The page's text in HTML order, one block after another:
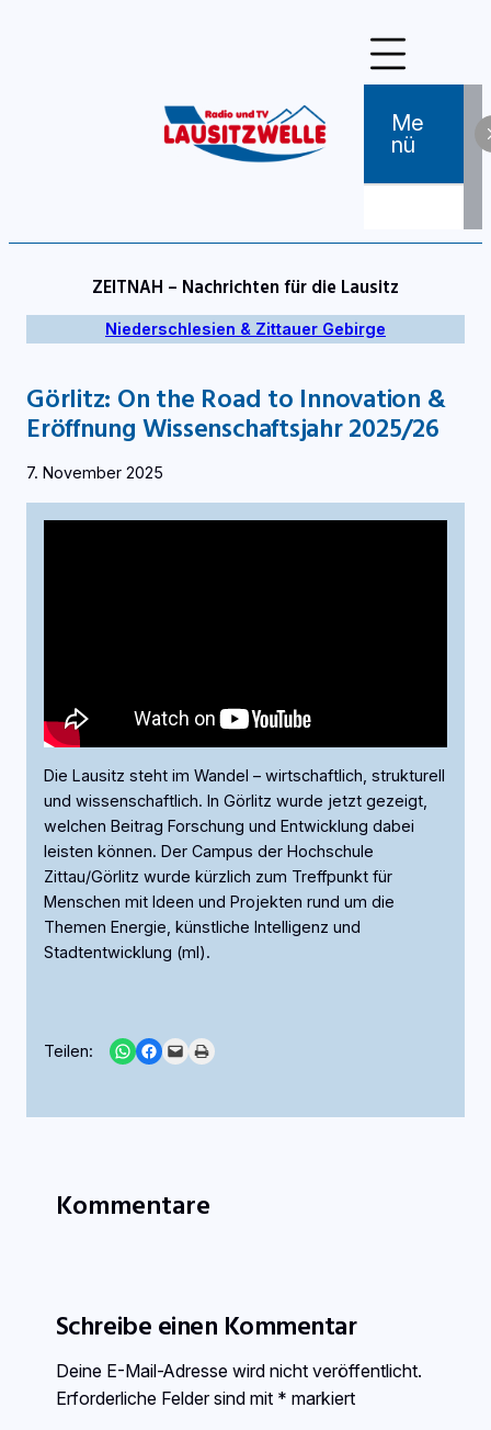
Me
Nü
ZEITNAH – Nachrichten für die Lausitz
Niederschlesien & Zittauer Gebirge
Görlitz: On the Road to Innovation &
Eröffnung Wissenschaftsjahr 2025/26
7. November 2025
Die Lausitz steht im Wandel – wirtschaftlich, strukturell
und wissenschaftlich. In Görlitz wurde jetzt gezeigt,
welchen Beitrag Forschung und Entwicklung dabei
leisten können. Der Campus der Hochschule
Zittau/Görlitz wurde kürzlich zum Treffpunkt für
Menschen mit Ideen und Projekten rund um die
Themen Energie, künstliche Intelligenz und
Stadtentwicklung (ml).
Teilen: Share on WhatsApp
Share on Facebook
Email this PagePrint this Page
Kommentare
Schreibe einen Kommentar
Deine E-Mail-Adresse wird nicht veröffentlicht.
Erforderliche Felder sind mit * markiert